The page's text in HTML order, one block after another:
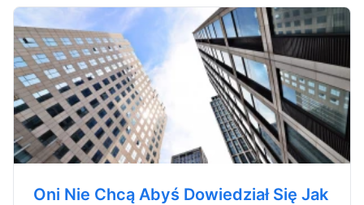
Oni Nie Chcą Abyś Dowiedział Się Jak